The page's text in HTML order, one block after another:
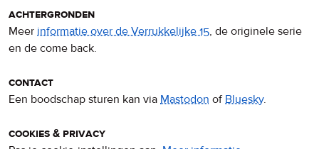
achtergronden
Meer informatie over de Verrukkelijke 15, de originele serie
en de come back.
contact
Een boodschap sturen kan via Mastodon ofBluesky.
cookies & privacy